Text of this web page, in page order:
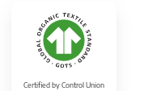
Certified by Control Union